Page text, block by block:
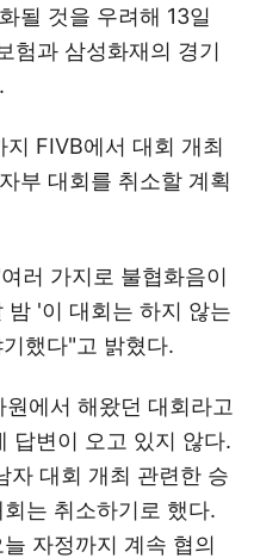
될 것을 우려해 13일
험과 삼성화재의 경기
FIVB에서 대회 개최
부 대회를 취소할 계획
러 가지로 불협화음이
밤 '이 대회는 하지 않는
했다"고 밝혔다.
에서 해왔던 대회라고
답변이 오고 있지 않다.
자 대회 개최 관련한 승
는 취소하기로 했다.
자정까지 계속 협의